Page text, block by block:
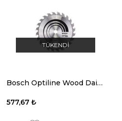
TÜKENDI
Bosch Optiline Wood Daire Testere 184 X16 Mm 24 Diş
577,67 ₺